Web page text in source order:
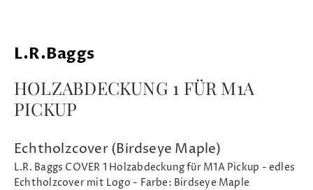
L.R.Baggs
HOLZABDECKUNG 1 FÜR M1A
PICKUP
Echtholzcover (Birdseye Maple)
L.R. Baggs COVER 1 Holzabdeckung für M1A Pickup - edles
Echtholzcover mit Logo - Farbe: Birdseye Maple